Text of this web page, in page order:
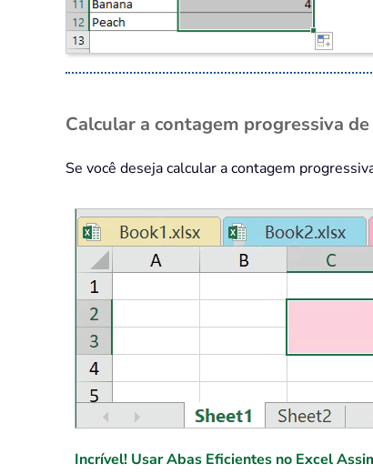
Calcular a contagem progressiva
Se você deseja calcular a contagem
Incrível! Usar Abas Eficientes no Excel